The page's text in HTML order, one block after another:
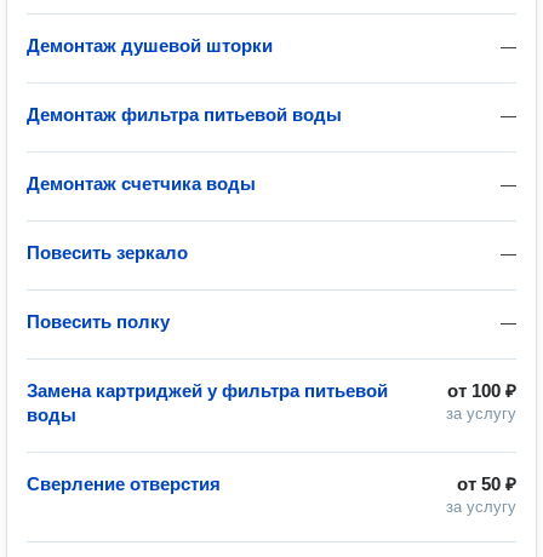
—
Демонтаж душевой шторки
—
Демонтаж фильтра питьевой воды
—
Демонтаж счетчика воды
—
Повесить зеркало
—
Повесить полку
от 100 ₽
за услугу
Замена картриджей у фильтра питьевой
воды
от 50 ₽
за услугу
Сверление отверстия